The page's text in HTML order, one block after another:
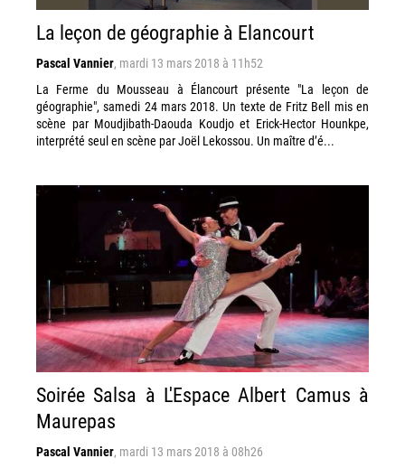
La leçon de géographie à Elancourt
Pascal Vannier, mardi 13 mars 2018 à 11h52
La Ferme du Mousseau à Élancourt présente "La leçon de
géographie", samedi 24 mars 2018. Un texte de Fritz Bell mis en
scène par Moudjibath-Daouda Koudjo et Erick-Hector Hounkpe,
interprété seul en scène par Joël Lekossou. Un maître d’é...
Soirée Salsa à L'Espace Albert Camus à
Maurepas
Pascal Vannier, mardi 13 mars 2018 à 08h26